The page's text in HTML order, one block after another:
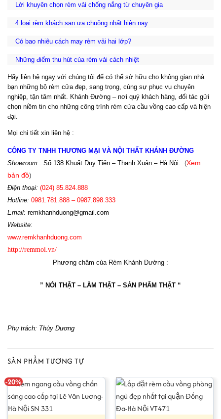
Lời khuyên chọn rèm vải chống nắng từ chuyên gia
4 loại rèm khách sạn ưa chuộng nhất hiện nay
Có bao nhiêu cách may rèm vải hai lớp?
Những điểm thu hút của rèm vải cách nhiệt
Hãy liên hệ ngay với chúng tôi để có thể sở hữu cho không gian nhà
bạn những bộ rèm cửa đẹp, sang trọng, cùng sự phục vụ chuyên
nghiệp, tận tâm nhất. Khánh Đường – nơi quý khách hàng, đối tác gửi
chọn niềm tin cho những công trình rèm cửa cầu vồng cao cấp và hiện
đại.
Mọi chi tiết xin liên hệ :
CÔNG TY TNHH THƯƠNG MẠI VÀ NỘI THẤT KHÁNH ĐƯỜNG
Showroom : Số 138 Khuất Duy Tiến – Thanh Xuân – Hà Nội. (Xem
bản đồ)
Điện thoại: (024) 85.824.888
Hotline: 0981.781.888 – 0987.898.333
Email: remkhanhduong@gmail.com
Website:
www.remkhanhduong.com
http://remmoi.vn/
Phương châm của Rèm Khánh Đường :
” NÓI THẬT – LÀM THẬT – SẢN PHẨM THẬT “
Phụ trách: Thùy Dương
SẢN PHẨM TƯƠNG TỰ
-20%